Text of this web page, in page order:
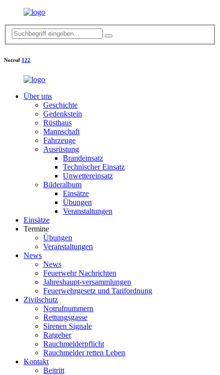
Notruf 122
Über uns
Geschichte
Gedenkstein
Rüsthaus
Mannschaft
Fahrzeuge
Ausrüstung
Brandeinsatz
Technischer Einsatz
Unwettereinsatz
Bilderalbum
Einsätze
Übungen
Veranstaltungen
Einsätze
Termine
Übungen
Veranstaltungen
News
News
Feuerwehr Nachrichten
Jahreshaupt-versammlungen
Feuerwehrgesetz und Tarifordnung
Zivilschutz
Notrufnummern
Rettungsgasse
Sirenen Signale
Ratgeber
Rauchmelderpflicht
Rauchmelder retten Leben
Kontakt
Beitritt